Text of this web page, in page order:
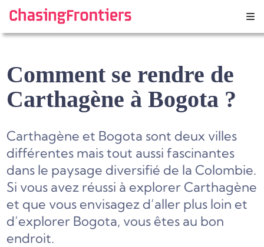
content
Comment se rendre de
Carthagène à Bogota ?
Carthagène et Bogota sont deux villes
différentes mais tout aussi fascinantes
dans le paysage diversifié de la Colombie.
Si vous avez réussi à explorer Carthagène
et que vous envisagez d’aller plus loin et
d’explorer Bogota, vous êtes au bon
endroit.